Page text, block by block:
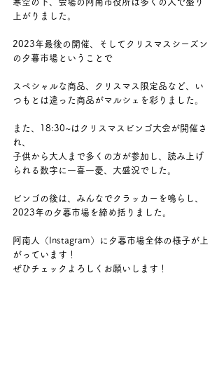
寒空の下、会場の阿南市役所は多くの人で盛り
上がりました。
2023年最後の開催、そしてクリスマスシーズン
の夕暮市場ということで
スペシャルな商品、クリスマス限定品など、い
つもとは違った商品がマルシェを彩りました。
また、18:30~はクリスマスビンゴ大会が開催さ
れ、
子供から大人まで多くの方が参加し、読み上げ
られる数字に一喜一憂、大盛況でした。
ビンゴの後は、みんなでクラッカーを鳴らし、
2023年の夕暮市場を締め括りました。
阿南人（Instagram）に夕暮市場全体の様子が上
がっています！
ぜひチェックよろしくお願いします！